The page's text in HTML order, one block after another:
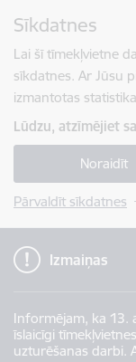
Sīkdatnes
Lai šī tīmekļvietne
sīkdatnes. Ar Jūsu
izmantotas
Lūdzu, atzīmējiet
Noraidīt
Pārvaldīt sīkdatnes
Izmaiņas
Informējam, ka 13.
īslaicīgi
uzturēšanas darbi.